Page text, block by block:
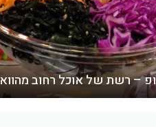
– רשת של אוכל רחוב